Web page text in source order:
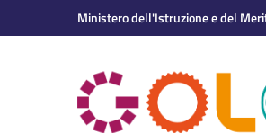
Vai ai contenuti
Vai al menu di navigazioneMinistero dell'Istruzione e del